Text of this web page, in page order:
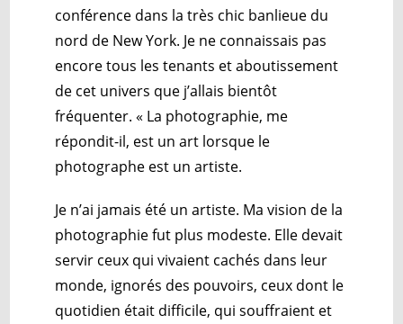
conférence dans la très chic banlieue du
nord de New York. Je ne connaissais pas
encore tous les tenants et aboutissement
de cet univers que j’allais bientôt
fréquenter. « La photographie, me
répondit-il, est un art lorsque le
photographe est un artiste.
Je n’ai jamais été un artiste. Ma vision de la
photographie fut plus modeste. Elle devait
servir ceux qui vivaient cachés dans leur
monde, ignorés des pouvoirs, ceux dont le
quotidien était difficile, qui souffraient et